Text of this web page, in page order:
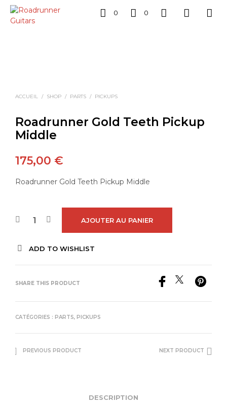
0 0
ACCUEIL / SHOP / PARTS / PICKUPS
Roadrunner Gold Teeth Pickup
Middle
175,00 €
Roadrunner Gold Teeth Pickup Middle
AJOUTER AU PANIER
ADD TO WISHLIST
SHARE THIS PRODUCT
CATÉGORIES : PARTS, PICKUPS
PREVIOUS PRODUCT NEXT PRODUCT
DESCRIPTION